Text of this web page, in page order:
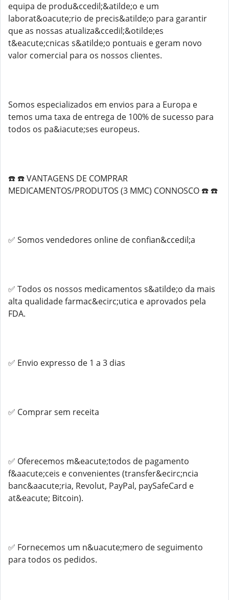
equipa de produ&ccedil;&atilde;o e um
laborat&oacute;rio de precis&atilde;o para garantir
que as nossas atualiza&ccedil;&otilde;es
t&eacute;cnicas s&atilde;o pontuais e geram novo
valor comercial para os nossos clientes.
Somos especializados em envios para a Europa e
temos uma taxa de entrega de 100% de sucesso para
todos os pa&iacute;ses europeus.
☎️ ☎️ VANTAGENS DE COMPRAR
MEDICAMENTOS/PRODUTOS (3 MMC) CONNOSCO ☎️ ☎️
✅ Somos vendedores online de confian&ccedil;a
✅ Todos os nossos medicamentos s&atilde;o da mais
alta qualidade farmac&ecirc;utica e aprovados pela
FDA.
✅ Envio expresso de 1 a 3 dias
✅ Comprar sem receita
✅ Oferecemos m&eacute;todos de pagamento
f&aacute;ceis e convenientes (transfer&ecirc;ncia
banc&aacute;ria, Revolut, PayPal, paySafeCard e
at&eacute; Bitcoin).
✅ Fornecemos um n&uacute;mero de seguimento
para todos os pedidos.